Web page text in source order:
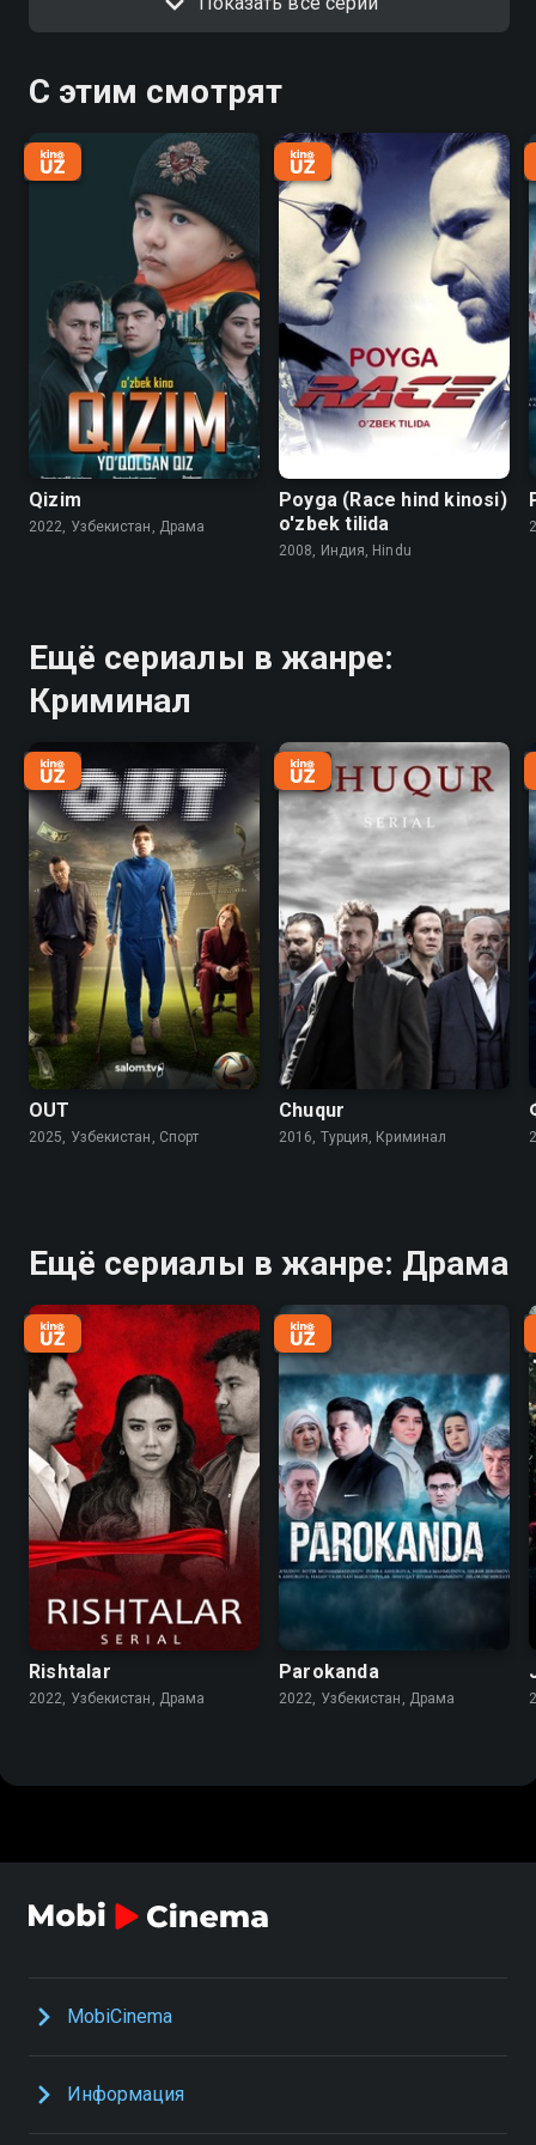
С этим смотрят
Qizim
2022, Узбекистан, Драма
Poyga (Race hind kinosi)
o'zbek tilida
2008, Индия, Hindu
Ещё сериалы в жанре:
Криминал
OUT
2025, Узбекистан, Спорт
Chuqur
2016, Турция, Криминал
Ещё сериалы в жанре: Драма
Rishtalar
2022, Узбекистан, Драма
Parokanda
2022, Узбекистан, Драма
MobiCinema
Информация